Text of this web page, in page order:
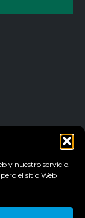
y nuestro servicio.
el sitio Web